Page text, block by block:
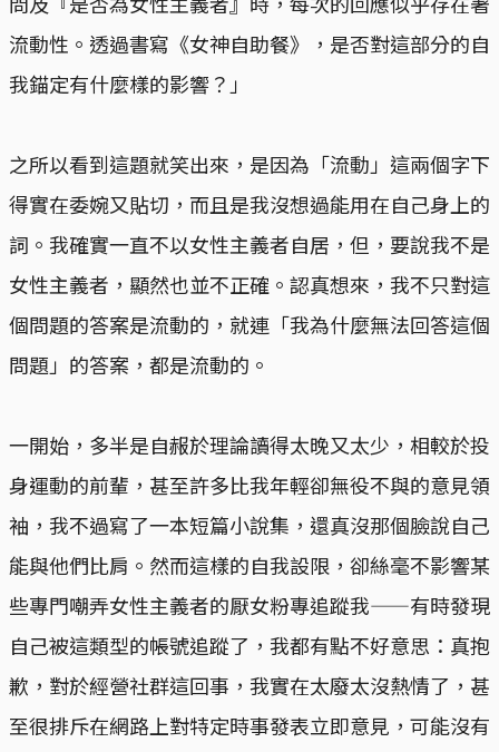
流動性。透過書寫《女神自助餐》，是否對這部分的自
我錨定有什麼樣的影響？」
之所以看到這題就笑出來，是因為「流動」這兩個字下
得實在委婉又貼切，而且是我沒想過能用在自己身上的
詞。我確實一直不以女性主義者自居，但，要說我不是
女性主義者，顯然也並不正確。認真想來，我不只對這
個問題的答案是流動的，就連「我為什麼無法回答這個
問題」的答案，都是流動的。
一開始，多半是自赧於理論讀得太晚又太少，相較於投
身運動的前輩，甚至許多比我年輕卻無役不與的意見領
袖，我不過寫了一本短篇小說集，還真沒那個臉說自己
能與他們比肩。然而這樣的自我設限，卻絲毫不影響某
些專門嘲弄女性主義者的厭女粉專追蹤我——有時發現
自己被這類型的帳號追蹤了，我都有點不好意思：真抱
歉，對於經營社群這回事，我實在太廢太沒熱情了，甚
至很排斥在網路上對特定時事發表立即意見，可能沒有